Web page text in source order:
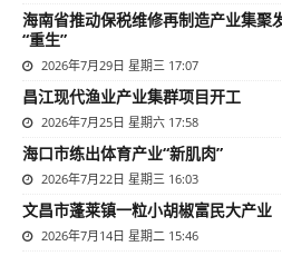
海南省推动保税维修再制造产业集聚
“重生”
2026年7月29日 星期三 17:07
昌江现代渔业产业集群项目开工
2026年7月25日 星期六 17:58
海口市练出体育产业“新肌肉”
2026年7月22日 星期三 16:03
文昌市蓬莱镇一粒小胡椒富民大产业
2026年7月14日 星期二 15:46